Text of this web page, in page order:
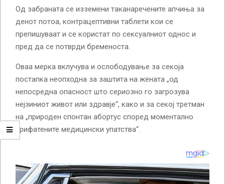
Од забраната се изземени таканаречените апчиња за
денот потоа, контрацептивни таблети кои се
препишуваат и се користат по сексуалниот однос и
пред да се потврди бременоста.
Оваа мерка вклучува и ослободување за секоја
постапка неопходна за заштита на жената „од
непосредна опасност што сериозно го загрозува
нејзиниот живот или здравје“, како и за секој третман
на „природен спонтан абортус според моментално
прифатените медицински упатства“.